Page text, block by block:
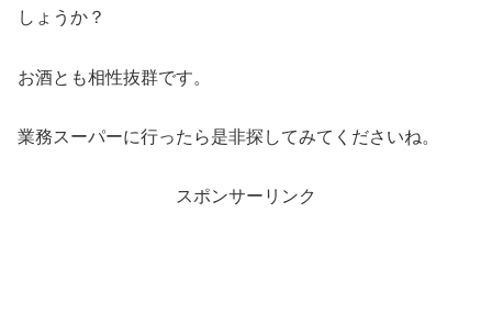
しょうか？
お酒とも相性抜群です。
業務スーパーに行ったら是非探してみてくださいね。
スポンサーリンク